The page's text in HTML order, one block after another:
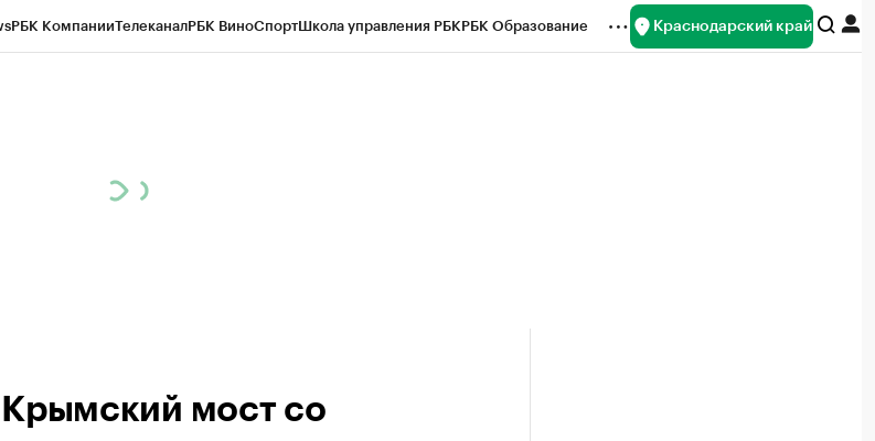
РБК КомпанииТелеканалРБК ВиноСпортШкола управления РБКРБК Образование Краснодарский край
мост со